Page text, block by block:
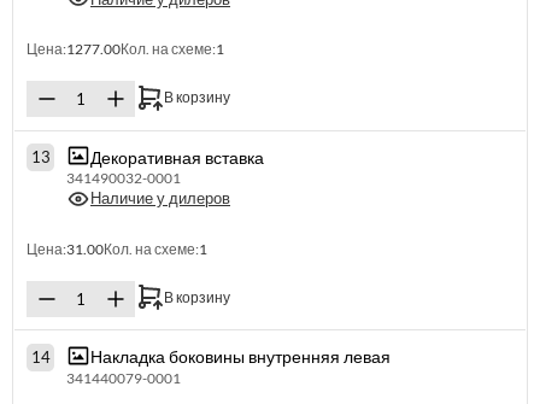
Цена:1277.00Кол. на схеме:1
В корзину
13 Декоративная вставка
341490032-0001
Наличие у дилеров
Цена:31.00Кол. на схеме:1
В корзину
14 Накладка боковины внутренняя левая
341440079-0001